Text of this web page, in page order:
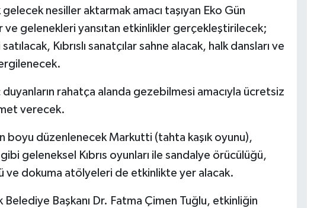
nesiller aktarmak amacı taşıyan Eko Gün
ve gelenekleri yansıtan etkinlikler gerçekleştirilecek;
Kıbrıslı sanatçılar sahne alacak, halk dansları ve
rahatça alanda gezebilmesi amacıyla ücretsiz
verecek.
boyu düzenlenecek Markutti (tahta kaşık oyunu),
geleneksel Kıbrıs oyunları ile sandalye örücülüğü,
ve dokuma atölyeleri de etkinlikte yer alacak.
Başkanı Dr. Fatma Çimen Tuğlu, etkinliğin